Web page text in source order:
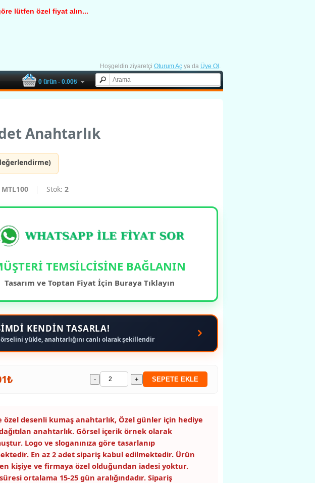
lütfen özel fiyat alın...
0 ürün - 0.00₺
Hoşgeldin ziyaretçi Oturum Aç ya da Üye Ol .
Anahtarlık
MTL100 Stok: 2
TEMSİLCİSİNE BAĞLANIN
Tasarım ve Toptan Fiyat İçin Buraya Tıklayın
KENDİN TASARLA!
yükle, anahtarlığını canlı olarak şekillendir
- + SEPETE EKLE
özel desenli kumaş anahtarlık, Özel günler için hediye
anahtarlık. Görsel içerik örnek olarak
Logo ve sloganınıza göre tasarlanıp
En az 2 adet sipariş kabul edilmektedir. Ürün
kişiye ve firmaya özel olduğundan iadesi yoktur.
ortalama 15-25 gün aralığındadır. Sipariş